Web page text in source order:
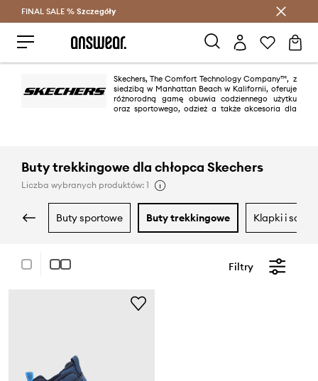
Oszczędzaj z Answear Club >
FINAL SALE % Szczegóły
Skechers, The Comfort Technology Company™, z
siedzibą w Manhattan Beach w Kalifornii, oferuje
różnorodną gamę obuwia codziennego użytku
oraz sportowego, odzież a także akcesoria dla
Foam i wysoki komfort modeli SKECHERS Gowalk i Arch Fit.
Buty trekkingowe dla chłopca Skechers
Liczba wybranych produktów: 1
buty sportowe buty trekkingowe klapki i
Filtry